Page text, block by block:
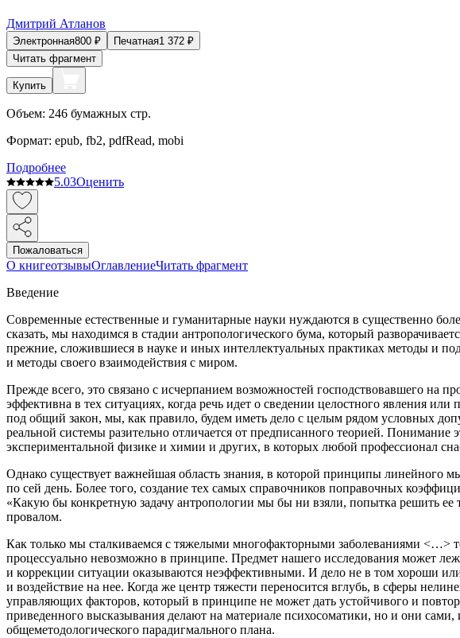
Дмитрий Атланов
Электронная800 ₽ Печатная1 372 ₽
Читать фрагмент
Купить
Объем: 246 бумажных стр.
Формат: epub, fb2, pdfRead, mobi
Подробнее
5.03Оценить
Пожаловаться
О книгеотзывыОглавлениеЧитать фрагмент
Введение
Современные естественные и гуманитарные науки нуждаются в существенно
сказать, мы находимся в стадии антропологического бума, который
прежние, сложившиеся в науке и иных интеллектуальных практиках методы и
и методы своего взаимодействия с миром.
Прежде всего, это связано с исчерпанием возможностей господствовавшего на
эффективна в тех ситуациях, когда речь идет о сведении целостного явления
под общий закон, мы, как правило, будем иметь дело с целым рядом условных
реальной системы разительно отличается от предписанного теорией. Понимание
экспериментальной физике и химии и других, в которых любой профессионал
Однако существует важнейшая область знания, в которой принципы линейного
по сей день. Более того, создание тех самых справочников поправочных
«Какую бы конкретную задачу антропологии мы бы ни взяли, попытка решить
провалом.
Как только мы сталкиваемся с тяжелыми многофакторными заболеваниями <…>
процессуально невозможно в принципе. Предмет нашего исследования может
и коррекции ситуации оказываются неэффективными. И дело не в том хороши
и воздействие на нее. Когда же центр тяжести переносится вглубь, в сферы
управляющих факторов, который в принципе не может дать устойчивого и
приведенного высказывания делают на материале психосоматики, но и они
общеметодологического парадигмального плана.